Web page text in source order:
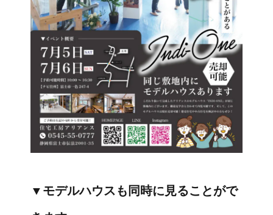
▼モデルハウスも同時に見ることがで